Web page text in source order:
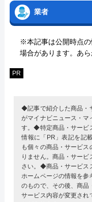
業者
※本記事は公開時点
場合があります。あ
PR
◆記事で紹介した商品・
がマイナビニュース・マ
す。◆特定商品・サービ
情報に「PR」表記を記
も個々の商品・サービ
りません。商品・サー
さい。◆商品・サービス
ホームページの情報を
のもので、その後、商品
サービス内容が変更され